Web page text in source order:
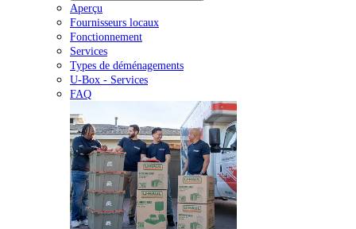
Aperçu
Fournisseurs locaux
Fonctionnement
Services
Types de déménagements
U-Box - Services
FAQ